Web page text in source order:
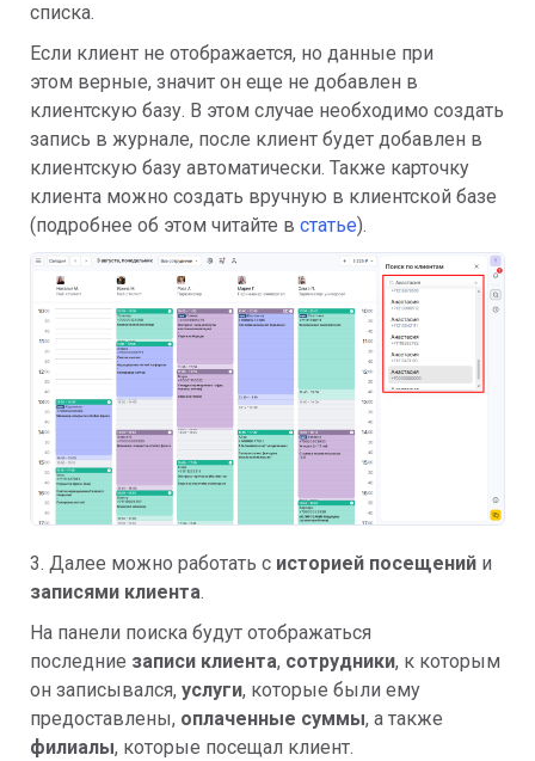
списка.
Если клиент не отображается, но данные при
этом верные, значит он еще не добавлен в
клиентскую базу. В этом случае необходимо создать
запись в журнале, после клиент будет добавлен в
клиентскую базу автоматически. Также карточку
клиента можно создать вручную в клиентской базе
(подробнее об этом читайте в статье).
3. Далее можно работать с историей посещений и
записями клиента.
На панели поиска будут отображаться
последние записи клиента, сотрудники, к которым
он записывался, услуги, которые были ему
предоставлены, оплаченные суммы, а также
филиалы, которые посещал клиент.